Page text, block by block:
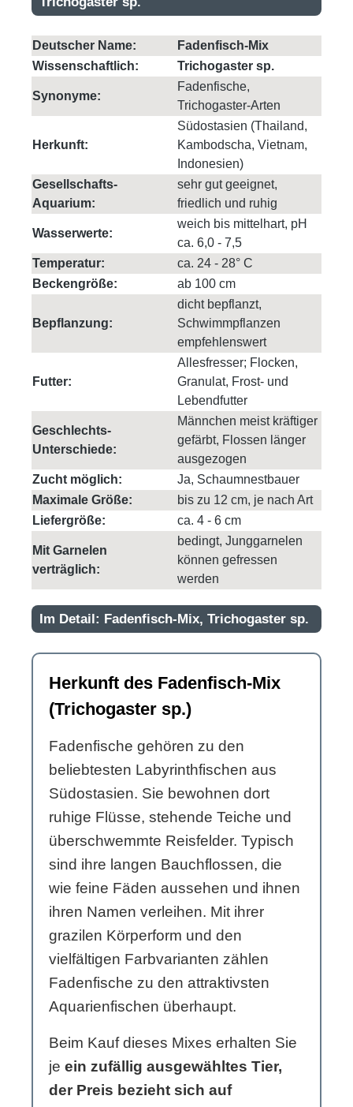
Deutscher Name:
Fadenfisch-Mix
Wissenschaftlich:
Trichogaster sp.
Synonyme:
Fadenfische,
Trichogaster-Arten
Herkunft:
Südostasien (Thailand,
Kambodscha, Vietnam,
Indonesien)
Gesellschafts-
Aquarium:
sehr gut geeignet,
friedlich und ruhig
Wasserwerte:
weich bis mittelhart, pH
ca. 6,0 - 7,5
Temperatur:
ca. 24 - 28° C
Beckengröße:
ab 100 cm
Bepflanzung:
dicht bepflanzt,
Schwimmpflanzen
empfehlenswert
Futter:
Allesfresser; Flocken,
Granulat, Frost- und
Lebendfutter
Geschlechts-
Unterschiede:
Männchen meist kräftiger
gefärbt, Flossen länger
ausgezogen
Zucht möglich:
Ja, Schaumnestbauer
Maximale Größe:
bis zu 12 cm, je nach Art
Liefergröße:
ca. 4 - 6 cm
Mit Garnelen
verträglich:
bedingt, Junggarnelen
können gefressen
werden
Im Detail: Fadenfisch-Mix, Trichogaster sp.
Herkunft des Fadenfisch-Mix
(Trichogaster sp.)
Fadenfische gehören zu den
beliebtesten Labyrinthfischen aus
Südostasien. Sie bewohnen dort
ruhige Flüsse, stehende Teiche und
überschwemmte Reisfelder. Typisch
sind ihre langen Bauchflossen, die
wie feine Fäden aussehen und ihnen
ihren Namen verleihen. Mit ihrer
grazilen Körperform und den
vielfältigen Farbvarianten zählen
Fadenfische zu den attraktivsten
Aquarienfischen überhaupt.
Beim Kauf dieses Mixes erhalten Sie
je ein zufällig ausgewähltes Tier,
der Preis bezieht sich auf